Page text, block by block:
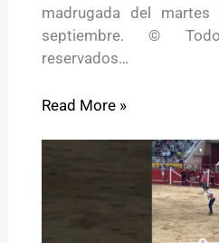
madrugada del
septiembre. ©
reservados…
Read More »